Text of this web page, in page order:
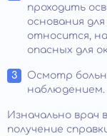
проходить
основания
относится,
опасных для
Осмотр
наблюдением.
Изначально врач
получение